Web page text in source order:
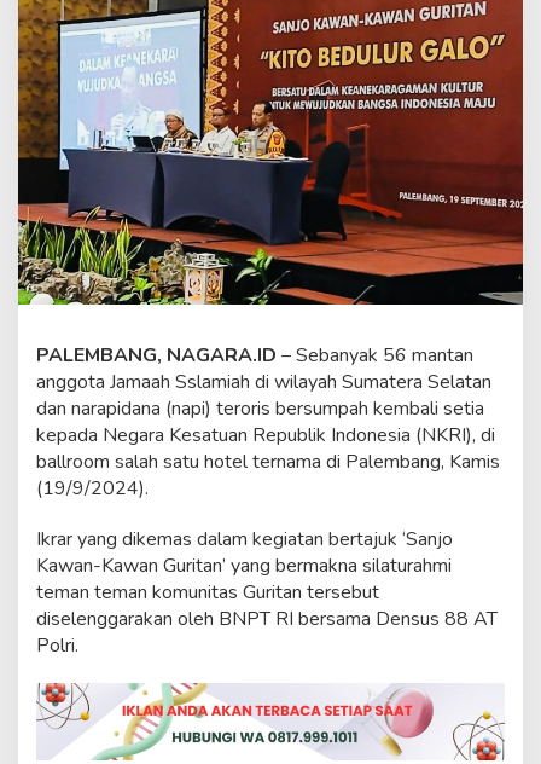
m
a
a
h
I
s
l
a
h
d
u
m
s
e
l
I
a
r
S
e
t
k
e
P
a
PALEMBANG, NAGARA.ID – Sebanyak 56 mantan
anggota Jamaah Sslamiah di wilayah Sumatera Selatan
dan narapidana (napi) teroris bersumpah kembali setia
kepada Negara Kesatuan Republik Indonesia (NKRI), di
ballroom salah satu hotel ternama di Palembang, Kamis
(19/9/2024).
Ikrar yang dikemas dalam kegiatan bertajuk ‘Sanjo
Kawan-Kawan Guritan’ yang bermakna silaturahmi
teman teman komunitas Guritan tersebut
diselenggarakan oleh BNPT RI bersama Densus 88 AT
Polri.